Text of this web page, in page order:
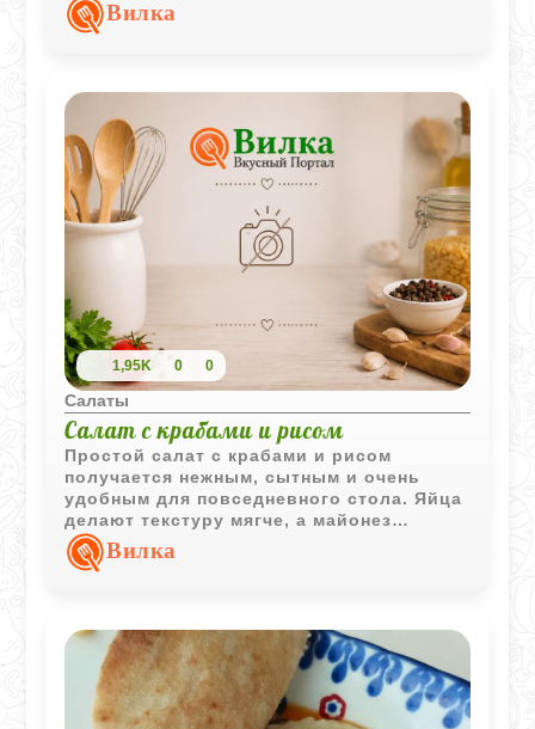
делает салат особенно летним.
Вилка
1,95K 0 0
Салаты
Салат с крабами и рисом
Простой салат с крабами и рисом
получается нежным, сытным и очень
удобным для повседневного стола. Яйца
делают текстуру мягче, а майонез
хорошо объединяет все ингредиенты.
Вилка